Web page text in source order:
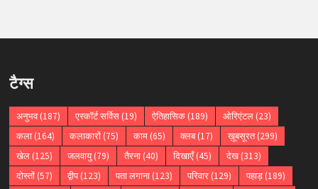
टैग्स
अनुभव(187) एस्कॉर्ट सर्विस(19) ऐतिहासिक(189) ओरिएंटल(23)
कला(164) कलाकारों(75) काम(65) क्लब(17) ख़ूबसूरत(299)
खेल(125) जलवायु(79) तैरना(40) दिखाएँ(45) देख(313)
दोस्तों(57) द्वीप(123) पता लगाना(123) परिवार(129) पहाड़(189)